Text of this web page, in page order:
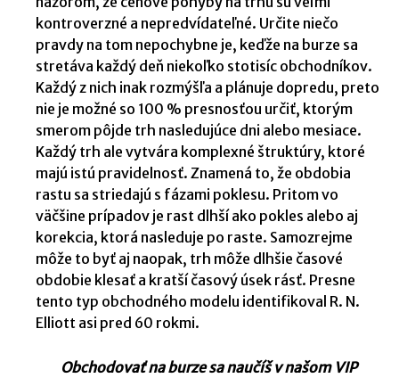
kontroverzné a nepredvídateľné. Určite niečo
pravdy na tom nepochybne je, keďže na burze sa
stretáva každý deň niekoľko stotisíc obchodníkov.
Každý z nich inak rozmýšľa a plánuje dopredu, preto
nie je možné so 100 % presnosťou určiť, ktorým
smerom pôjde trh nasledujúce dni alebo mesiace.
Každý trh ale vytvára komplexné štruktúry, ktoré
majú istú pravidelnosť. Znamená to, že obdobia
rastu sa striedajú s fázami poklesu. Pritom vo
väčšine prípadov je rast dlhší ako pokles alebo aj
korekcia, ktorá nasleduje po raste. Samozrejme
môže to byť aj naopak, trh môže dlhšie časové
obdobie klesať a kratší časový úsek rásť. Presne
tento typ obchodného modelu identifikoval R. N.
Elliott asi pred 60 rokmi.
Obchodovať na burze sa naučíš v našom VIP